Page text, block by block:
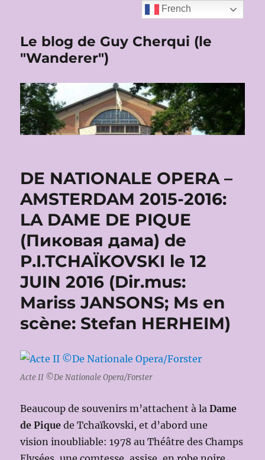
Le blog de Guy Cherqui (le
"Wanderer")
DE NATIONALE OPERA –
AMSTERDAM 2015-2016:
LA DAME DE PIQUE
(Пиковая дама) de
P.I.TCHAÏKOVSKI le 12
JUIN 2016 (Dir.mus:
Mariss JANSONS; Ms en
scène: Stefan HERHEIM)
Acte II ©De Nationale Opera/Forster
Beaucoup de souvenirs m’attachent à laDame
de Pique de Tchaïkovski, et d’abord une
vision inoubliable: 1978 au Théâtre des Champs
French